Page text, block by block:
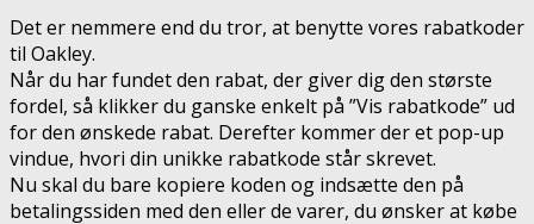
Det er nemmere end du tror, at benytte vores rabatkoder
til Oakley.
Når du har fundet den rabat, der giver dig den største
fordel, så klikker du ganske enkelt på ”Vis rabatkode” ud
for den ønskede rabat. Derefter kommer der et pop-up
vindue, hvori din unikke rabatkode står skrevet.
Nu skal du bare kopiere koden og indsætte den på
betalingssiden med den eller de varer, du ønsker at købe